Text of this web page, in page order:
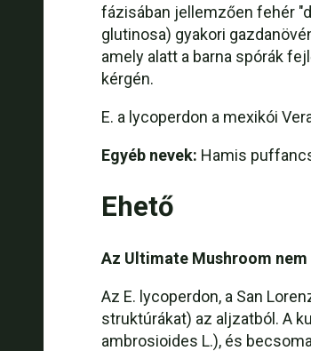
fázisában jellemzően fehér
glutinosa) gyakori
amely alatt a barna spórák
kérgén.
E. a lycoperdon a mexikói
Egyéb nevek: Hamis
Ehető
Az Ultimate Mushroom
Az E. lycoperdon, a San
struktúrákat) az aljzatból. A
ambrosioides L.), és